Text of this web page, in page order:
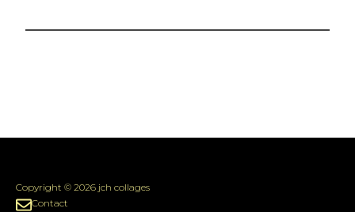
Copyright © 2026 jch collages
Contact